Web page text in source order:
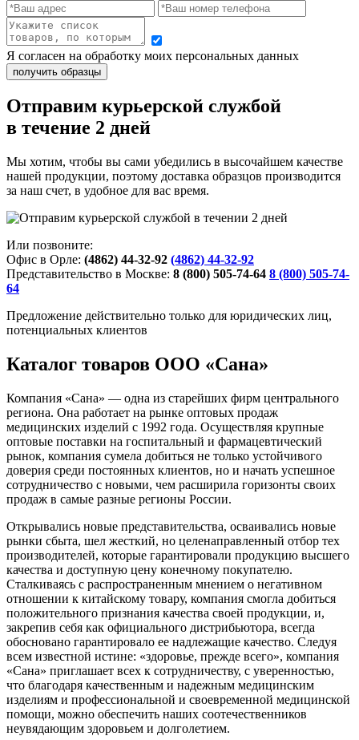
Я согласен на обработку моих персональных данных
Отправим курьерской службой
в течение 2 дней
Мы хотим, чтобы вы сами убедились в высочайшем качестве
нашей продукции, поэтому доставка образцов производится
за наш счет, в удобное для вас время.
Или позвоните:
Офис в Орле: (4862) 44-32-92 (4862) 44-32-92
Представительство в Москве: 8 (800) 505-74-64 8 (800) 505-74-
64
Предложение действительно только для юридических лиц,
потенциальных клиентов
Каталог товаров ООО «Сана»
Компания «Сана» — одна из старейших фирм центрального
региона. Она работает на рынке оптовых продаж
медицинских изделий с 1992 года. Осуществляя крупные
оптовые поставки на госпитальный и фармацевтический
рынок, компания сумела добиться не только устойчивого
доверия среди постоянных клиентов, но и начать успешное
сотрудничество с новыми, чем расширила горизонты своих
продаж в самые разные регионы России.
Открывались новые представительства, осваивались новые
рынки сбыта, шел жесткий, но целенаправленный отбор тех
производителей, которые гарантировали продукцию высшего
качества и доступную цену конечному покупателю.
Сталкиваясь с распространенным мнением о негативном
отношении к китайскому товару, компания смогла добиться
положительного признания качества своей продукции, и,
закрепив себя как официального дистрибьютора, всегда
обосновано гарантировало ее надлежащие качество. Следуя
всем известной истине: «здоровье, прежде всего», компания
«Сана» приглашает всех к сотрудничеству, с уверенностью,
что благодаря качественным и надежным медицинским
изделиям и профессиональной и своевременной медицинской
помощи, можно обеспечить наших соотечественников
неувядающим здоровьем и долголетием.